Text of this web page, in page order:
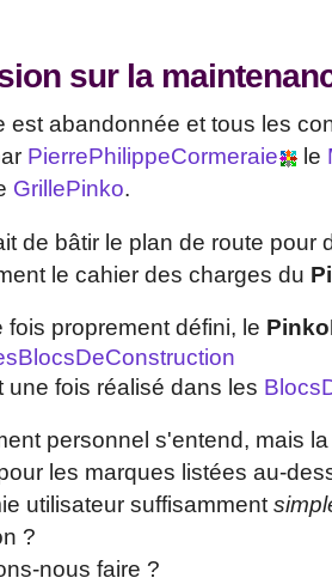
sur la
est abandonnée et tous les
PierrePhilippeCormeraie le
GrillePinko.
de bâtir le plan de route pour
le cahier des charges du
fois proprement défini, le
une fois réalisé dans les
personnel s'entend, mais
les marques listées au-
utilisateur suffisamment
?
nous faire ?